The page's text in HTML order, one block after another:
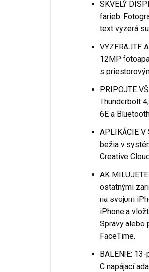
SKVELÝ
farieb.
text vyzerá
VYZERAJTE
12MP
s
PRIPOJTE
Thunderbolt
6E a
APLIKÁCIE V
bežia v
Creative
AK
ostatnými
na svojom
iPhone a
Správy alebo
FaceTime.
BALENIE: 13-
C napájací